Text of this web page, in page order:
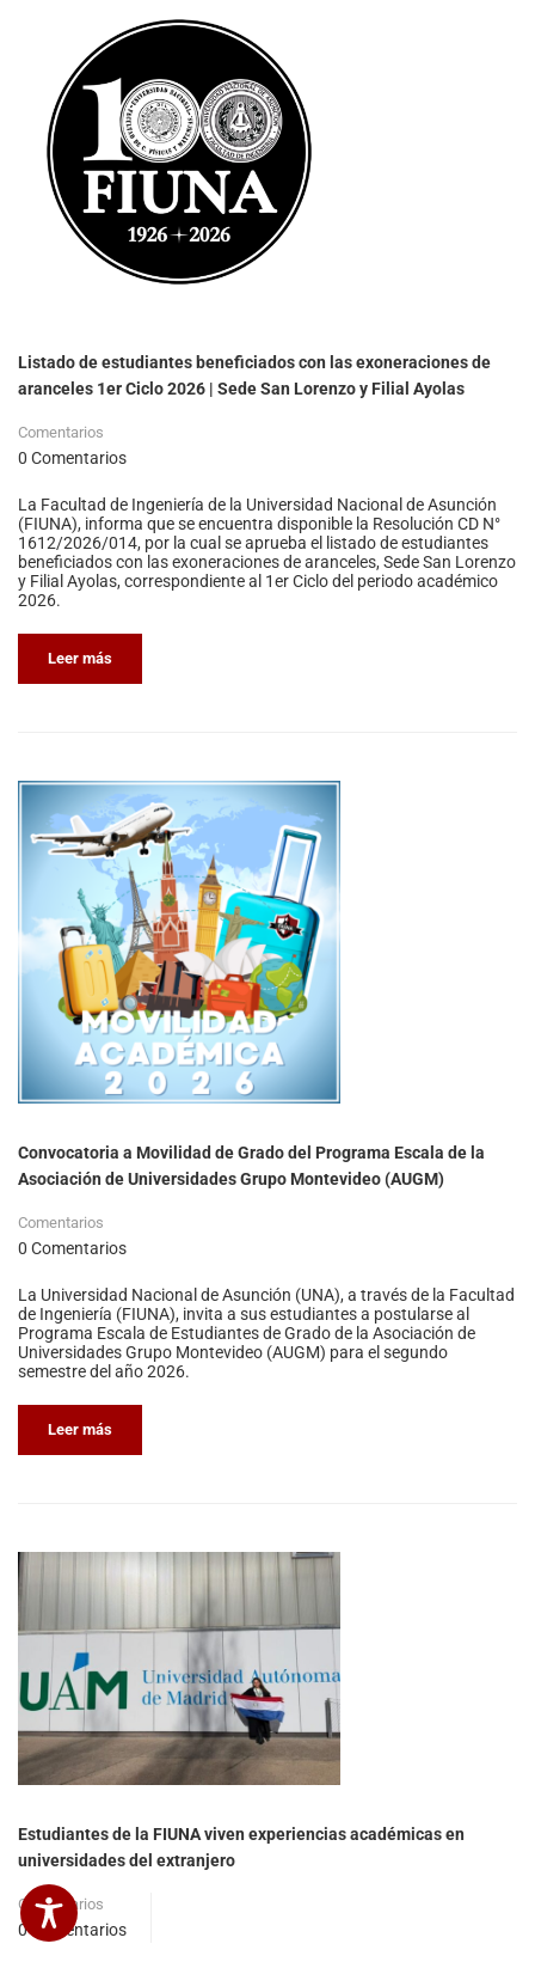
Listado de estudiantes beneficiados con las exoneraciones de
aranceles 1er Ciclo 2026 | Sede San Lorenzo y Filial Ayolas
Comentarios
0 Comentarios
La Facultad de Ingeniería de la Universidad Nacional de Asunción
(FIUNA), informa que se encuentra disponible la Resolución CD N°
1612/2026/014, por la cual se aprueba el listado de estudiantes
beneficiados con las exoneraciones de aranceles, Sede San Lorenzo
y Filial Ayolas, correspondiente al 1er Ciclo del periodo académico
2026.
Leer más
Convocatoria a Movilidad de Grado del Programa Escala de la
Asociación de Universidades Grupo Montevideo (AUGM)
Comentarios
0 Comentarios
La Universidad Nacional de Asunción (UNA), a través de la Facultad
de Ingeniería (FIUNA), invita a sus estudiantes a postularse al
Programa Escala de Estudiantes de Grado de la Asociación de
Universidades Grupo Montevideo (AUGM) para el segundo
semestre del año 2026.
Leer más
Estudiantes de la FIUNA viven experiencias académicas en
universidades del extranjero
Comentarios
0 Comentarios